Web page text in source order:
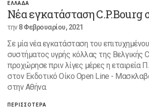
ΕΛΛΑΔΑ
Νέα εγκατάσταση C.P.Bourg
την8 Φεβρουαρίου, 2021
Σε μία νέα εγκατάσταση του
συστήματος υγρής κόλλας της Βελγικής
προχώρησε πριν λίγες μέρες η εταιρεία
στον Εκδοτικό Οίκο Open Line -
στην Αθήνα.
ΠΕΡΙΣΣΟΤΕΡΑ